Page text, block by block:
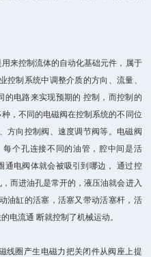
来控制流体的自动化基础元件，属于
控制系统中调整介质的方向、流量、
的电路来实现预期的 控制，而控制的
，不同的电磁阀在控制系统的不同位
方向控制阀、速度调节阀等。电磁阀
个孔连接不同的油管，腔中间是活
通电阀体就会被吸引到哪边， 通过控
而进油孔是常开的，液压油就会进入
油缸的活塞，活塞又带动活塞杆，活
电流通 断就控制了机械运动。
圈产生电磁力把关闭件从阀座上提